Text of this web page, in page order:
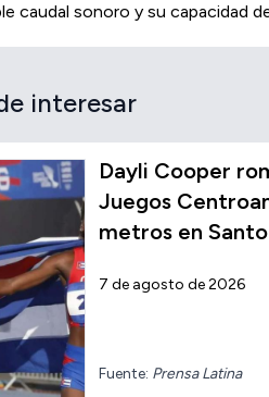
caudal sonoro y su capacidad
interesar
Dayli Cooper
Juegos
metros en
7 de agosto de 2026
Fuente: Prensa Latina